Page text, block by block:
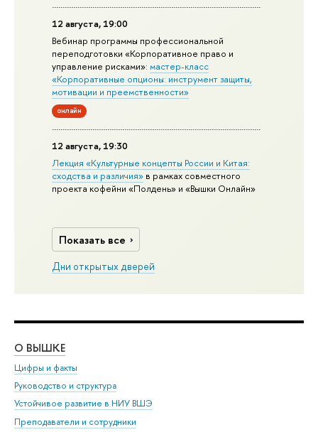
12 августа, 19:00
Вебинар программы профессиональной
переподготовки «Корпоративное право и
управление рисками»:мастер-класс
«Корпоративные опционы: инструмент защиты,
мотивации и преемственности»
онлайн
12 августа, 19:30
Лекция «Культурные концепты России и Китая:
сходства и различия» в рамках совместного
проекта кофейни «Полдень» и «Вышки Онлайн»
Показать все
Дни открытых дверей
О ВЫШКЕ
Цифры и факты
Руководство и структура
Устойчивое развитие в НИУ ВШЭ
Преподаватели и сотрудники